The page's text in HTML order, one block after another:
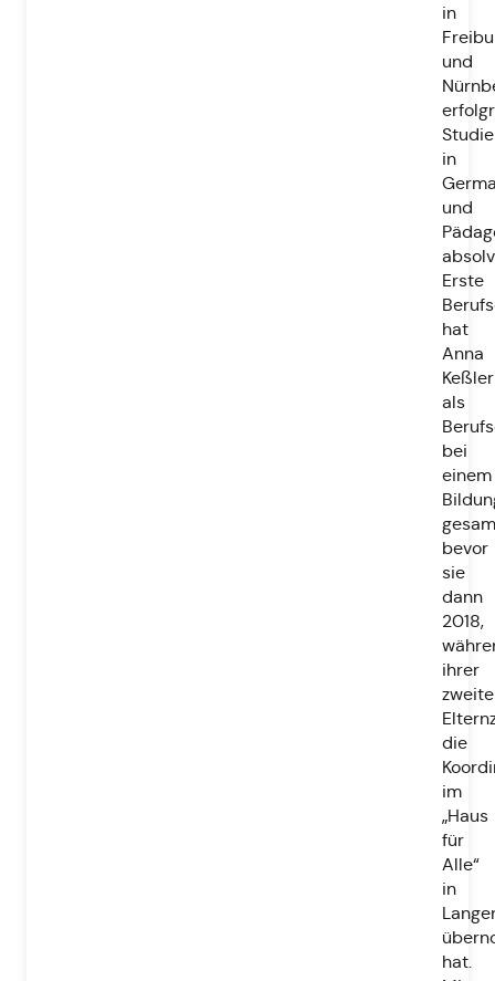
in
und
in
und
Erste
hat
Anna
Keßler
als
bei
einem
bevor
sie
dann
2018,
ihrer
die
im
„Haus
für
Alle“
in
hat.